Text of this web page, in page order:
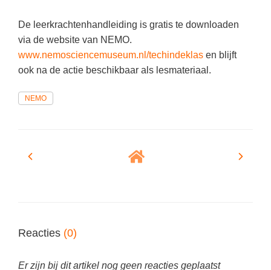
Techniek
Topografie
Verkeer
Verzorging
Feest- en Gedenkdagen
Taalvaardigheden
LESMATERIAAL
Biologie
Rekenen
De leerkrachtenhandleiding is gratis te downloaden
via de website van NEMO.
www.nemosciencemuseum.nl/techindeklas en blijft
ook na de actie beschikbaar als lesmateriaal.
NEMO
Reacties (0)
Er zijn bij dit artikel nog geen reacties geplaatst